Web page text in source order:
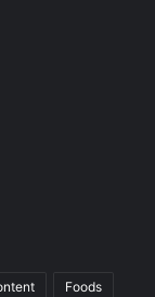
Foods